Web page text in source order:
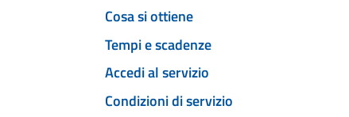
Cosa si ottiene
Tempi e scadenze
Accedi al servizio
Condizioni di servizio